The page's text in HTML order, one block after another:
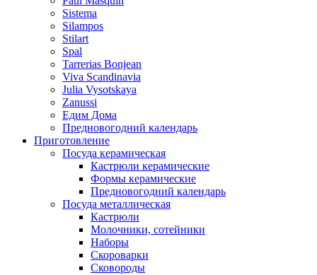
Sistema
Silampos
Stilart
Spal
Tarrerias Bonjean
Viva Scandinavia
Julia Vysotskaya
Zanussi
Едим Дома
Предновогодний календарь
Приготовление
Посуда керамическая
Кастрюли керамические
Формы керамические
Предновогодний календарь
Посуда металлическая
Кастрюли
Молочники, сотейники
Наборы
Скороварки
Сковороды